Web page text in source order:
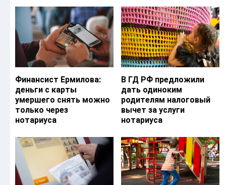
Финансист Ермилова:
деньги с карты
умершего снять можно
только через
нотариуса
В ГД РФ предложили
дать одиноким
родителям налоговый
вычет за услуги
нотариуса